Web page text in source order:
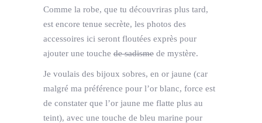
Comme la robe, que tu découvriras plus tard,
est encore tenue secrète, les photos des
accessoires ici seront floutées exprès pour
ajouter une touche de sadisme de mystère.
Je voulais des bijoux sobres, en or jaune (car
malgré ma préférence pour l’or blanc, force est
de constater que l’or jaune me flatte plus au
teint), avec une touche de bleu marine pour